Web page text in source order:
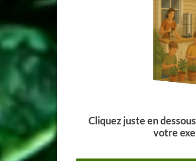
Cliquez juste en
votre